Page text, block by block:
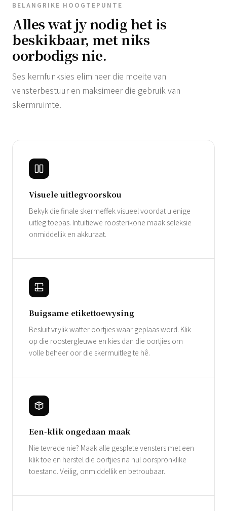
BELANGRIKE HOOGTEPUNTE
Alles wat jy nodig het is
beskikbaar, met niks
oorbodigs nie.
Ses kernfunksies elimineer die moeite van
vensterbestuur en maksimeer die gebruik van
skermruimte.
Visuele uitlegvoorskou
Bekyk die finale skermeffek visueel voordat u enige
uitleg toepas. Intuïtiewe roosterikone maak seleksie
onmiddellik en akkuraat.
Buigsame etikettoewysing
Besluit vrylik watter oortjies waar geplaas word. Klik
op die roostergleuwe en kies dan die oortjies om
volle beheer oor die skermuitleg te hê.
Een-klik ongedaan maak
Nie tevrede nie? Maak alle gesplete vensters met een
klik toe en herstel die oortjies na hul oorspronklike
toestand. Veilig, onmiddellik en betroubaar.